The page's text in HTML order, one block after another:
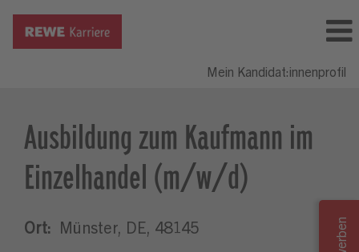
Mein Kandidat:innenprofil
Ausbildung zum Kaufmann im
Einzelhandel (m/w/d)
Ort: Münster, DE, 48145